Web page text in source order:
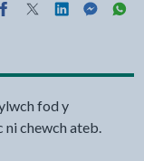
y dudalen hon wrth
y dudalen hon
Rhannwch y dudalen
Rhannwch y
Rhannwch y
fod y
chewch ateb.